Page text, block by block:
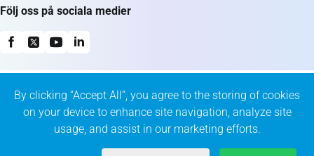
Följ oss på sociala medier
© 2026 KeepSolid Inc. All Rights Reserved.
By clicking “Accept All”, you agree to the storing of cookies
on your device to enhance site navigation, analyze site
usage, and assist in our marketing efforts.